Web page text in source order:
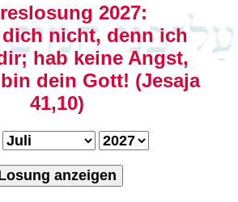
2027:
nicht, denn ich
hab keine Angst,
dein Gott! (Jesaja
41,10)
anzeigen